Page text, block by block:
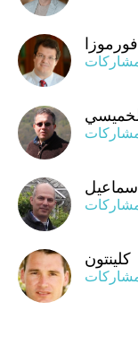
كلينتون